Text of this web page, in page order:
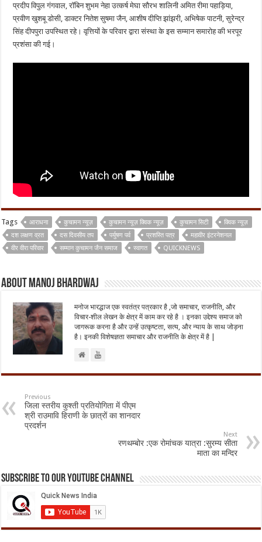
प्रदीप विपुल गंगवाल, रॉबिन शुभम नेहा उत्कर्ष मेघा सौरभ शालिनी अमित रीमा पहाड़िया,
प्रवीण खुशबू डोसी, डाक्टर नितेश सुषमा जैन, आशीष दीप्ति झांझरी, अभिषेक पाटनी, सुरेन्द्र
सिंह दीपपुरा उपस्थित रहे। वृत्तियों के परिवार द्वारा संस्था के इस सम्मान समारोह की भरपूर
प्रशंसा की गई।
Tags आराधना कुचामन न्यूज़ कुचामन न्यूज़ क्विक न्यूज़ कुचामन सिटी
क्विक न्यूज़
दश लक्षण व्रत
दस दिवसीय तप पर्युषण पर्व प्रशस्ति पत्र
महावीर इंटरनेशनल
वीर वीरा परिवार
सम्मान कुचामन जैन समाज स्वागत QUICKNEWS
About Manoj Bhardwaj
मनोज भारद्धाज एक स्वतंत्र पत्रकार है ,जो समाचार, राजनीति, और
विचार-शील लेखन के क्षेत्र में काम कर रहे है । इनका उद्देश्य समाज को
जागरूक करना है और उन्हें उत्कृष्टता, सत्य, और न्याय के साथ जोड़ना
है। इनकी विशेषज्ञता समाचार और राजनीति के क्षेत्र में है |
Previous
जिला स्तरीय कुश्ती प्रतियोगिता में पीएम
श्री राउमावि हिराणी के छात्रों का शानदार
प्रदर्शन
Next
रणथम्बोर :एक रोमांचक यात्रा :सुरम्य सीता
माता का मन्दिर
Subscribe to our Youtube Channel